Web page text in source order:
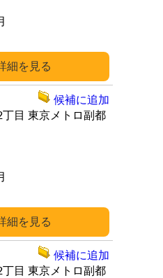
細
細
丁目 東京メトロ副都
候補に追加
丁目 東京メトロ副都
候補に追加